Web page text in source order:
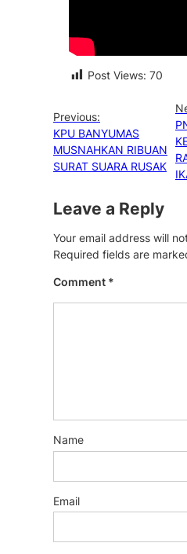
Post Views: 70
Previous:
KPU BANYUMAS
MUSNAHKAN RIBUAN
SURAT SUARA RUSAK
Leave a Reply
Your email address will
Required fields are
Comment *
Name
Email